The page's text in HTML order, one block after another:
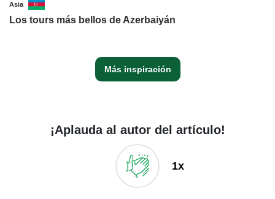
Asia
Los tours más bellos de Azerbaiyán
Más inspiración
¡Aplauda al autor del artículo!
1x